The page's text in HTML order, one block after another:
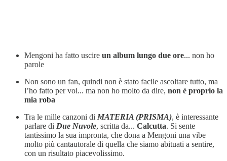
Mengoni ha fatto uscire un album lungo due ore... non ho
parole
Non sono un fan, quindi non è stato facile ascoltare tutto, ma
l’ho fatto per voi... ma non ho molto da dire, non è proprio la
mia roba
Tra le mille canzoni di MATERIA (PRISMA), è interessante
parlare di Due Nuvole, scritta da... Calcutta. Si sente
tantissimo la sua impronta, che dona a Mengoni una vibe
molto più cantautorale di quella che siamo abituati a sentire,
con un risultato piacevolissimo.